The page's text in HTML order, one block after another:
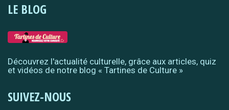
LE BLOG
Découvrez l'actualité culturelle, grâce aux articles, quiz
et vidéos de notre blog « Tartines de Culture »
SUIVEZ-NOUS